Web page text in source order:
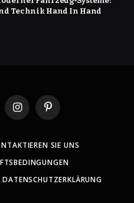
Technik Hand In Hand
InstagramPinterest
SIE UNS
DATENSCHUTZERKLÄRUNG